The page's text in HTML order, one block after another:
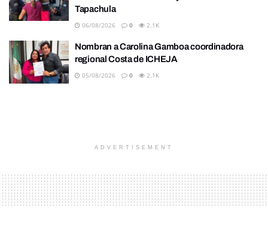
Tapachula
06/08/2026 0 2.1K
Nombran a Carolina Gamboa coordinadora
regional Costa de ICHEJA
05/08/2026 0 2.1K
ADVERTISEMENT